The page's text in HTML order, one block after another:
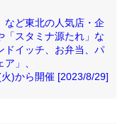
など東北の人気店・企
「スタミナ源たれ」な
ドイッチ、お弁当、パ
」、
)から開催 [2023/8/29]